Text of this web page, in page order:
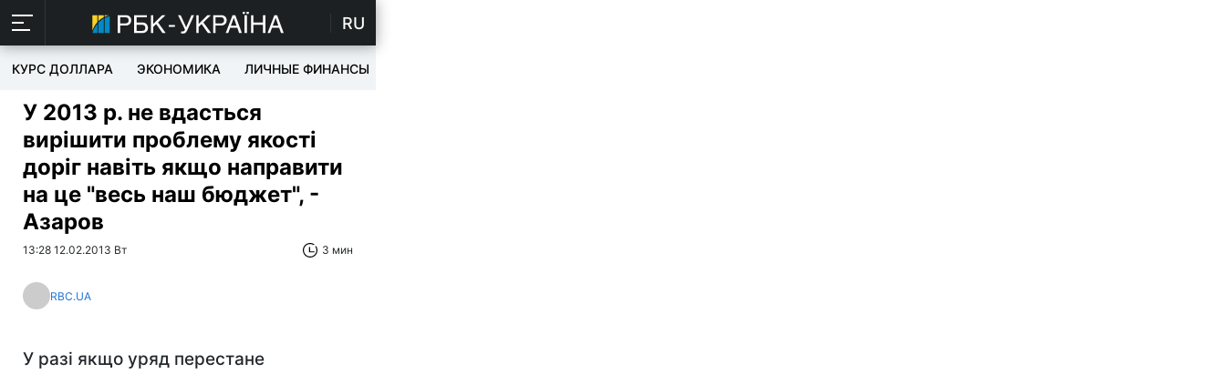
RU
КУРС ДОЛЛАРА ЭКОНОМИКА ЛИЧНЫЕ ФИНАНСЫ
У 2013 р. не вдасться
вирішити проблему якості
доріг навіть якщо направити
на це "весь наш бюджет", -
Азаров
13:28 12.02.2013 Вт 3 мин
RBC.UA
У разі якщо уряд перестане